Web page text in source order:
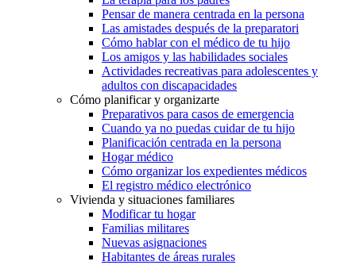
Pensar de manera centrada en la persona
Las amistades después de la preparatori
Cómo hablar con el médico de tu hijo
Los amigos y las habilidades sociales
Actividades recreativas para adolescentes y
adultos con discapacidades
Cómo planificar y organizarte
Preparativos para casos de emergencia
Cuando ya no puedas cuidar de tu hijo
Planificación centrada en la persona
Hogar médico
Cómo organizar los expedientes médicos
El registro médico electrónico
Vivienda y situaciones familiares
Modificar tu hogar
Familias militares
Nuevas asignaciones
Habitantes de áreas rurales